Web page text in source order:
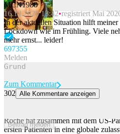
Beitrag melden
MCN1988
16.12.2020 13:42 registriert Mai
In der aktuellen Situation hilft
Lockdown wie im Frühling. Viele
mehr ernst... leider!
697355
Melden
Beitrag melden
Zum Kommentar
302 Alle Kommentare anzeigen
Roche hat zusammen mit dem US-
ersten Patienten in eine globale